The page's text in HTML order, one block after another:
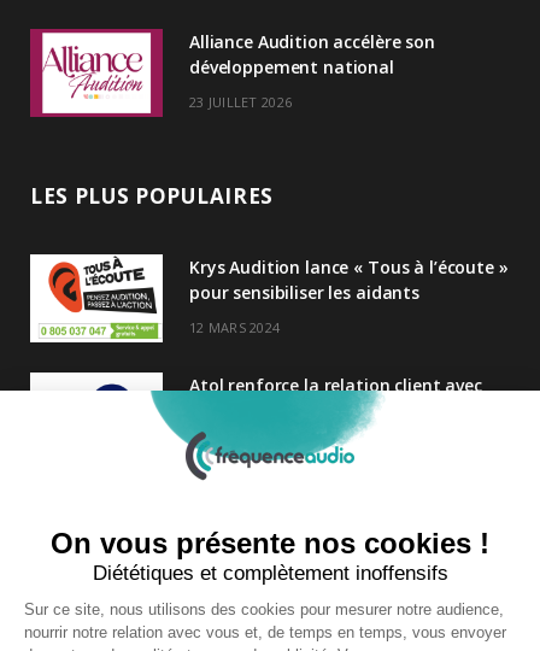
Alliance Audition accélère son
développement national
23 JUILLET 2026
LES PLUS POPULAIRES
Krys Audition lance « Tous à l’écoute »
pour sensibiliser les aidants
12 MARS 2024
Atol renforce la relation client avec
une nouvelle campagne axée sur la
satisfaction
25 FÉVRIER 2025
Audition Conseil
27 MARS 2024